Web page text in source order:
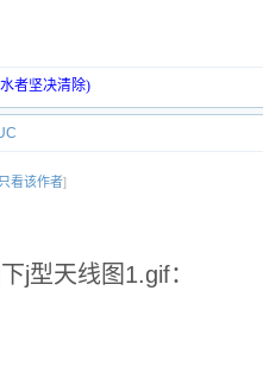
者坚决清除)
看该作者]
j型天线图1.gif：